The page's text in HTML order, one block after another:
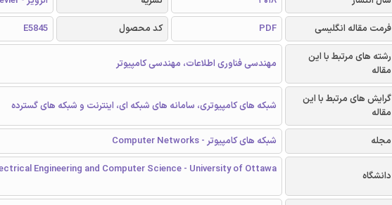
فرمت مقاله انگلیسی
PDF کد محصول
E5845
رشته های مرتبط با این
مقاله
مهندسی فناوری اطلاعات، مهندسی کامپیوتر
گرایش های مرتبط با این
مقاله
شبکه های کامپیوتری، سامانه های شبکه ای، اینترنت و شبکه های گسترده
مجله شبکه های کامپیوتر - Computer Networks
دانشگاه Engineering and Computer Science - University of Ottawa